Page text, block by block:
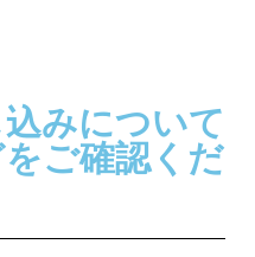
込みについて
ご確認くだ